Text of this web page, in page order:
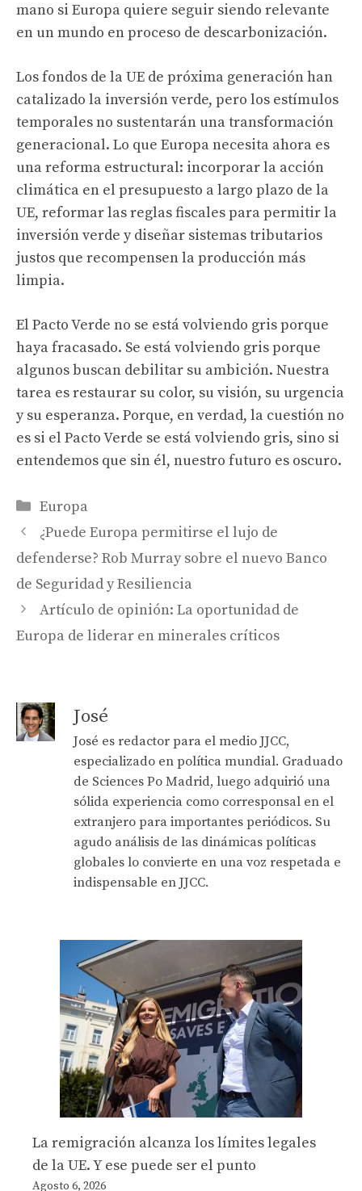
mano si Europa quiere seguir siendo relevante
en un mundo en proceso de descarbonización.
Los fondos de la UE de próxima generación han
catalizado la inversión verde, pero los estímulos
temporales no sustentarán una transformación
generacional. Lo que Europa necesita ahora es
una reforma estructural: incorporar la acción
climática en el presupuesto a largo plazo de la
UE, reformar las reglas fiscales para permitir la
inversión verde y diseñar sistemas tributarios
justos que recompensen la producción más
limpia.
El Pacto Verde no se está volviendo gris porque
haya fracasado. Se está volviendo gris porque
algunos buscan debilitar su ambición. Nuestra
tarea es restaurar su color, su visión, su urgencia
y su esperanza. Porque, en verdad, la cuestión no
es si el Pacto Verde se está volviendo gris, sino si
entendemos que sin él, nuestro futuro es oscuro.
Categories
Europa
¿Puede Europa permitirse el lujo de
defenderse? Rob Murray sobre el nuevo Banco
de Seguridad y Resiliencia
Artículo de opinión: La oportunidad de
Europa de liderar en minerales críticos
José
José es redactor para el medio JJCC,
especializado en política mundial. Graduado
de Sciences Po Madrid, luego adquirió una
sólida experiencia como corresponsal en el
extranjero para importantes periódicos. Su
agudo análisis de las dinámicas políticas
globales lo convierte en una voz respetada e
indispensable en JJCC.
La remigración alcanza los límites legales
de la UE. Y ese puede ser el punto
Agosto 6, 2026